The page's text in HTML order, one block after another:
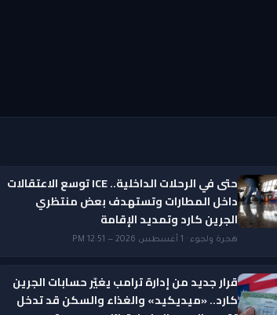
حتى في الرحلات الداخلية.. ICE توسع الاعتقالات
داخل المطارات وتستهدف بعض منتظري
الجرين كارد وتمديد الإقامة
هجرة ولجوء · 1 أغسطس 2026 — 12:51 PM
قرار جديد من إدارة ترامب يغيّر حسابات الجرين
كارد.. «ميديكيد» والغذاء والسكن قد تدخل